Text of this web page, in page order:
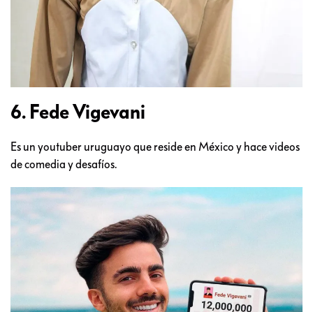
6. Fede Vigevani
Es un youtuber uruguayo que reside en México y hace videos
de comedia y desafíos.